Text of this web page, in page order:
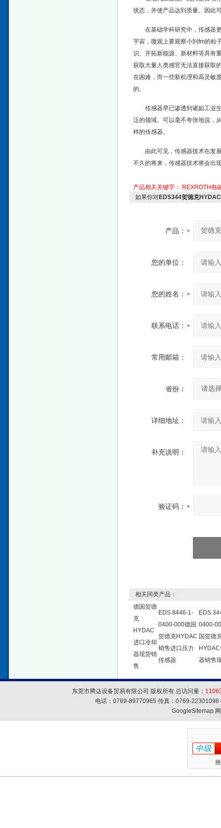
状态，并使产品达到质量。因此
在基础学科研究中，传感器
宇宙，微观上要观察小到fm的粒
识、开拓新能源、新材料等具有
获取大量人类感官无法直接获取
在困难，而一些新机理和高灵敏
的。
传感器早已渗透到诸如工业
泛的领域。可以毫不夸张地说，
样的传感器。
由此可见，传感器技术在发
不久的将来，传感器技术将会出
产品相关关键字：
REXROTH电
如果你对EDS344贺德克
产品：
您的单位：
您的姓名：
联系电话：
常用邮箱：
省份：
详细地址：
补充说明：
验证码：
相关同类产品：
德国贺德
克
HYDAC
进口冷却
器现货销
售
EDS 8446-1-
0400-000德国
贺德克HYDAC
销售进口压力
传感器
EDS
0400-
国贺德
器销售
东莞市腾达设备贸易有限公司 版权所有 总访问量：
电话：0769-89770965 传真：0769-
GoogleSitemap网